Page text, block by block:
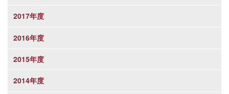
2017年度
2016年度
2015年度
2014年度